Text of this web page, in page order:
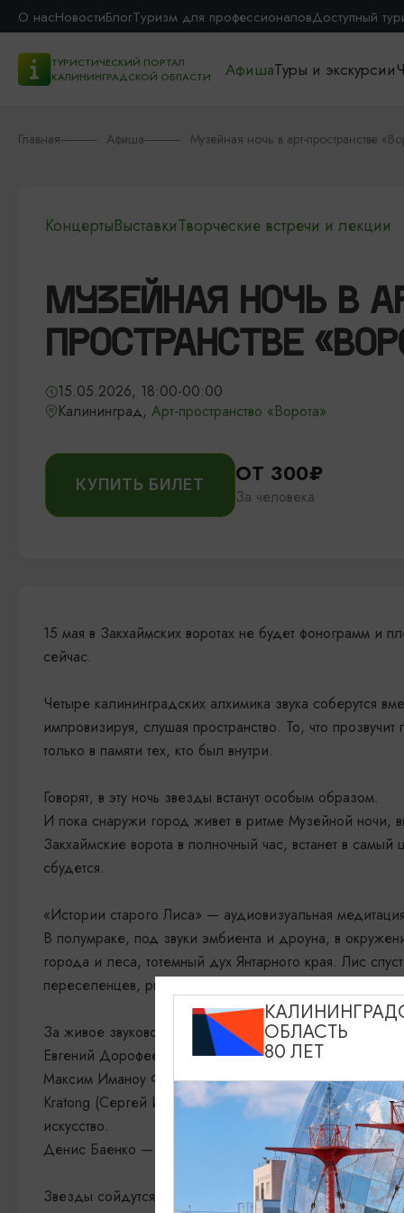
О насНовостиБлогТуризм для профессионаловДоступный
ТУРИСТИЧЕСКИЙ ПОРТАЛ
КАЛИНИНГРАДСКОЙ ОБЛАСТИ
АфишаТуры и экскурсии
Главная Афиша Музейная ночь в арт-пространстве
КонцертыВыставкиТворческие встречи и лекции
МУЗЕЙНАЯ НОЧЬ В
ПРОСТРАНСТВЕ
15.05.2026, 18:00-00:00
Калининград, Арт-пространство «Ворота»
КУПИТЬ БИЛЕТ ОТ 300₽
За человека
15 мая в Закхаймских воротах не будет фонограмм
сейчас.
Четыре калининградских алхимика звука соберутся
импровизируя, слушая пространство. То, что
только в памяти тех, кто был внутри.
Говорят, в эту ночь звезды встанут особым образом.
И пока снаружи город живет в ритме Музейной ночи,
Закхаймские ворота в полночный час, встанет в
сбудется.
«Истории старого Лиса» — аудиовизуальная
В полумраке, под звуки эмбиента и дроуна, в
города и леса, тотемный дух Янтарного края. Лис
переселенцев, рыбаков и моряков. Сквозь мифы
За живое звуковое полотно медитации отвечают:
Евгений Дорофеев — композитор и
Максим Иманоу Фадеев — мультидисциплинарный
Kratong (Сергей Иванов, Romowe Rikoito) — мастер
искусство.
Денис Баенко — звуковой исследователь, чья
Звезды сойдутся, музыканты настроят инструменты,
ОБЛАСТЬ
80 ЛЕТ